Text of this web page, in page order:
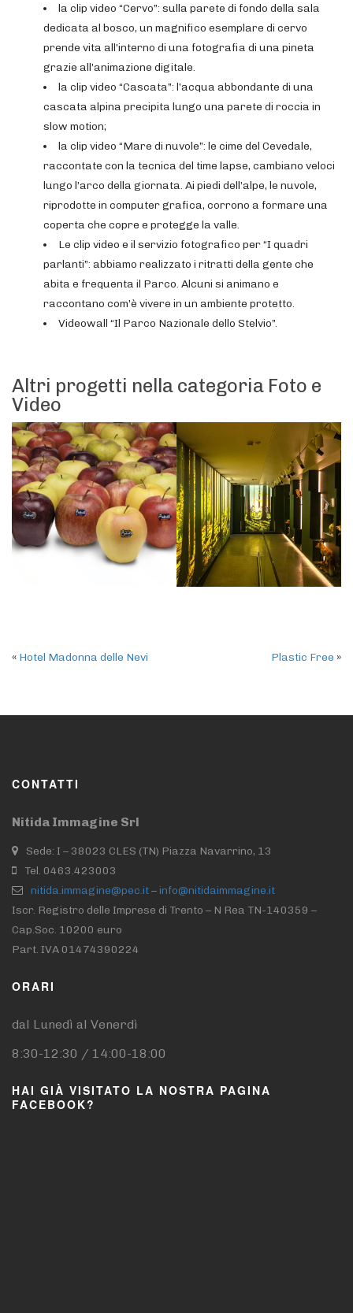
la clip video “Cervo”: sulla parete di fondo della sala
dedicata al bosco, un magnifico esemplare di cervo
prende vita all’interno di una fotografia di una pineta
grazie all’animazione digitale.
la clip video “Cascata”: l’acqua abbondante di una
cascata alpina precipita lungo una parete di roccia in
slow motion;
la clip video “Mare di nuvole”: le cime del Cevedale,
raccontate con la tecnica del time lapse, cambiano veloci
lungo l’arco della giornata. Ai piedi dell’alpe, le nuvole,
riprodotte in computer grafica, corrono a formare una
coperta che copre e protegge la valle.
Le clip video e il servizio fotografico per “I quadri
parlanti”: abbiamo realizzato i ritratti della gente che
abita e frequenta il Parco. Alcuni si animano e
raccontano com’è vivere in un ambiente protetto.
Videowall “Il Parco Nazionale dello Stelvio”.
Altri progetti nella categoria Foto e
Video
« Hotel Madonna delle Nevi Plastic Free »
CONTATTI
Nitida Immagine Srl
Sede: I – 38023 CLES (TN) Piazza Navarrino, 13
Tel. 0463.423003
nitida.immagine@pec.it–info@nitidaimmagine.it
Iscr. Registro delle Imprese di Trento – N Rea TN-140359 –
Cap.Soc. 10200 euro
Part. IVA 01474390224
ORARI
dal Lunedì al Venerdì
8:30-12:30 / 14:00-18:00
HAI GIÀ VISITATO LA NOSTRA PAGINA
FACEBOOK?